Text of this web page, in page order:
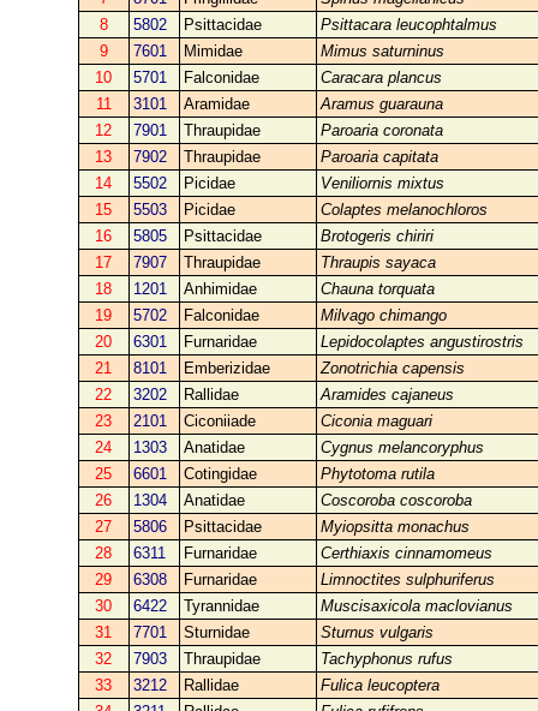
8
5802 Psittacidae
Psittacara leucophtalmus
9
7601 Mimidae
Mimus saturninus
10
5701 Falconidae
Caracara plancus
11
3101 Aramidae
Aramus guarauna
12
7901 Thraupidae
Paroaria coronata
13
7902 Thraupidae
Paroaria capitata
14
5502 Picidae
Veniliornis mixtus
15
5503 Picidae
Colaptes melanochloros
16
5805 Psittacidae
Brotogeris chiriri
17
7907 Thraupidae
Thraupis sayaca
18
1201 Anhimidae
Chauna torquata
19
5702 Falconidae
Milvago chimango
20
6301 Furnaridae
Lepidocolaptes angustirostris
21
8101 Emberizidae
Zonotrichia capensis
22
3202 Rallidae
Aramides cajaneus
23
2101 Ciconiiade
Ciconia maguari
24
1303 Anatidae
Cygnus melancoryphus
25
6601 Cotingidae
Phytotoma rutila
26
1304 Anatidae
Coscoroba coscoroba
27
5806 Psittacidae
Myiopsitta monachus
28
6311 Furnaridae
Certhiaxis cinnamomeus
29
6308 Furnaridae
Limnoctites sulphuriferus
30
6422 Tyrannidae
Muscisaxicola maclovianus
31
7701 Sturnidae
Sturnus vulgaris
32
7903 Thraupidae
Tachyphonus rufus
33
3212 Rallidae
Fulica leucoptera